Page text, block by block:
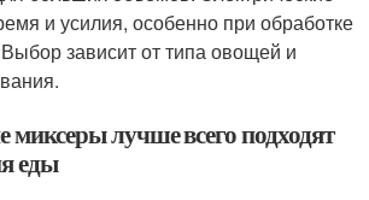
и усилия, особенно при обработке
зависит от типа овощей и
миксеры лучше всего подходят
еды